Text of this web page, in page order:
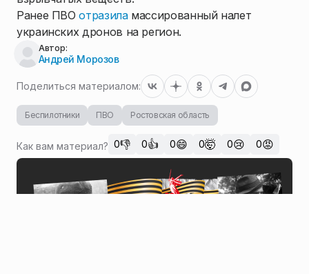
Ранее ПВОотразиламассированный налет
украинских дронов на регион.
Автор:
Андрей Морозов
Поделиться материалом:
Беспилотники ПВО Ростовская область
Как вам материал? 0👎 0👍 0😄 0🤯 0😢 0😡